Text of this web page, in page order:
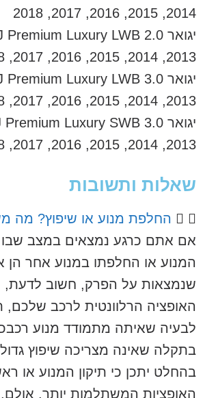
2014, 2015, 2016, 2017, 2018
2013, 2014, 2015, 2016, 2017, 2018
2013, 2014, 2015, 2016, 2017, 2018
2013, 2014, 2015, 2016, 2017, 2018
שאלות ותשובות
החלפת מנוע או שיפוץ? מה
אם אתם כרגע נמצאים במצב שבו
המנוע או החלפתו במנוע אחר הן
שנמצאות על הפרק, חשוב לדעת,
האופציה הרלוונטית לרכב
לבעיה שאיתה מתמודד מנוע
בתקלה שאינה מצריכה שיפוץ
בהחלט יתכן כי תיקון המנוע או
האופציות המשתלמות יותר.